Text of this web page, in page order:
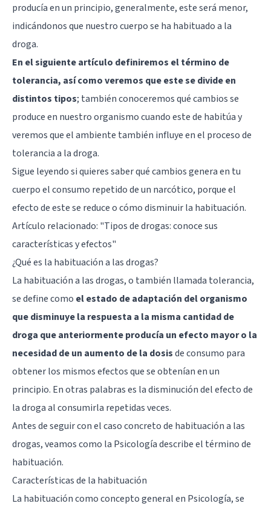
producía en un principio, generalmente, este será menor,
indicándonos que nuestro cuerpo se ha habituado a la
droga.
En el siguiente artículo definiremos el término de
tolerancia, así como veremos que este se divide en
distintos tipos; también conoceremos qué cambios se
produce en nuestro organismo cuando este de habitúa y
veremos que el ambiente también influye en el proceso de
tolerancia a la droga.
Sigue leyendo si quieres saber qué cambios genera en tu
cuerpo el consumo repetido de un narcótico, porque el
efecto de este se reduce o cómo disminuir la habituación.
Artículo relacionado: "Tipos de drogas: conoce sus
características y efectos"
¿Qué es la habituación a las drogas?
La habituación a las drogas, o también llamada tolerancia,
se define como el estado de adaptación del organismo
que disminuye la respuesta a la misma cantidad de
droga que anteriormente producía un efecto mayor o la
necesidad de un aumento de la dosisde consumo para
obtener los mismos efectos que se obtenían en un
principio. En otras palabras es la disminución del efecto de
la droga al consumirla repetidas veces.
Antes de seguir con el caso concreto de habituación a las
drogas, veamos como la Psicología describe el término de
habituación.
Características de la habituación
La habituación como concepto general en Psicología, se